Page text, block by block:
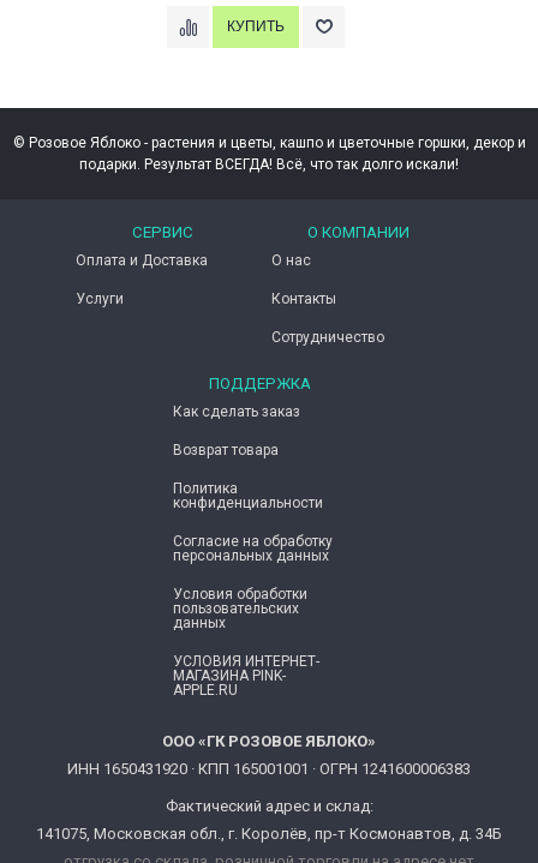
© Розовое Яблоко - растения и цветы, кашпо и цветочные горшки, декор и
подарки. Результат ВСЕГДА! Всё, что так долго искали!
СЕРВИС
Оплата и Доставка
Услуги
О КОМПАНИИ
О нас
Контакты
Сотрудничество
ПОДДЕРЖКА
Как сделать заказ
Возврат товара
Политика
конфиденциальности
Согласие ​на обработку
персональных данных
Условия обработки
пользовательских
данных
УСЛОВИЯ ИНТЕРНЕТ-
МАГАЗИНА PINK-
APPLE.RU
ООО «ГК РОЗОВОЕ ЯБЛОКО»
ИНН 1650431920 · КПП 165001001 · ОГРН 1241600006383
Фактический адрес и склад:
141075, Московская обл., г. Королёв, пр-т Космонавтов, д. 34Б